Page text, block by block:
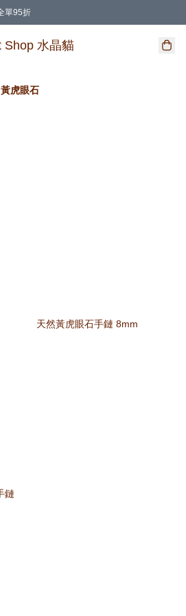
單95折
Shop 水晶貓
黃虎眼石
天然黃虎眼石手鏈 8mm
鏈